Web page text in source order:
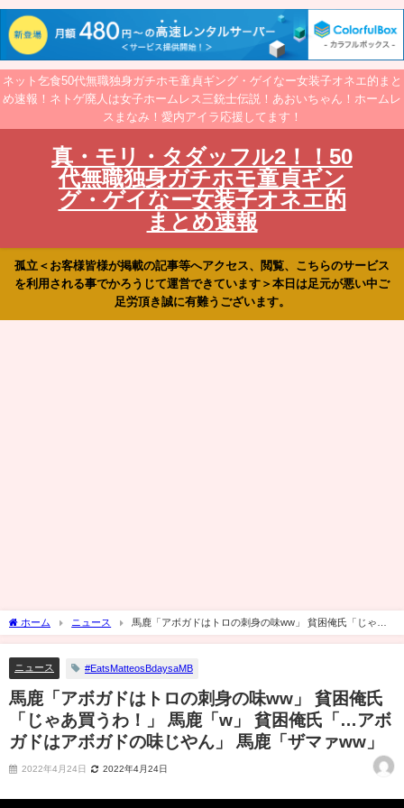
ネット乞食50代無職独身ガチホモ童貞ギング・ゲイなー女装子オネエ的まと
め速報！ネトゲ廃人は女子ホームレス三銃士伝説！あおいちゃん！ホームレ
スまなみ！愛内アイラ応援してます！
真・モリ・タダッフル2！！50
代無職独身ガチホモ童貞ギン
グ・ゲイなー女装子オネエ的
まとめ速報
孤立＜お客様皆様が掲載の記事等へアクセス、閲覧、こちらのサービス
を利用される事でかろうじて運営できています＞本日は足元が悪い中ご
足労頂き誠に有難うございます。
ホーム ニュース
馬鹿「アボガドはトロの刺身の味ww」 貧困俺氏「じゃあ
買うわ！」 馬鹿「w」 貧困俺氏「…アボガドはアボガドの味じやん」 馬鹿「ザマァ
ニュース
#EatsMatteosBdaysaMB
馬鹿「アボガドはトロの刺身の味ww」 貧困俺氏
「じゃあ買うわ！」 馬鹿「w」 貧困俺氏「…アボ
ガドはアボガドの味じやん」 馬鹿「ザマァww」
2022年4月24日 2022年4月24日